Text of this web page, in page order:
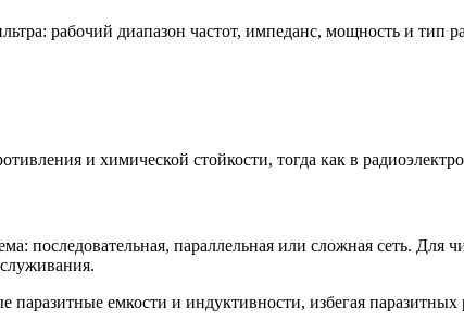
рабочий диапазон частот, импеданс, мощность и тип
и химической стойкости, тогда как в
последовательная, параллельная или сложная сеть.
емкости и индуктивности, избегая